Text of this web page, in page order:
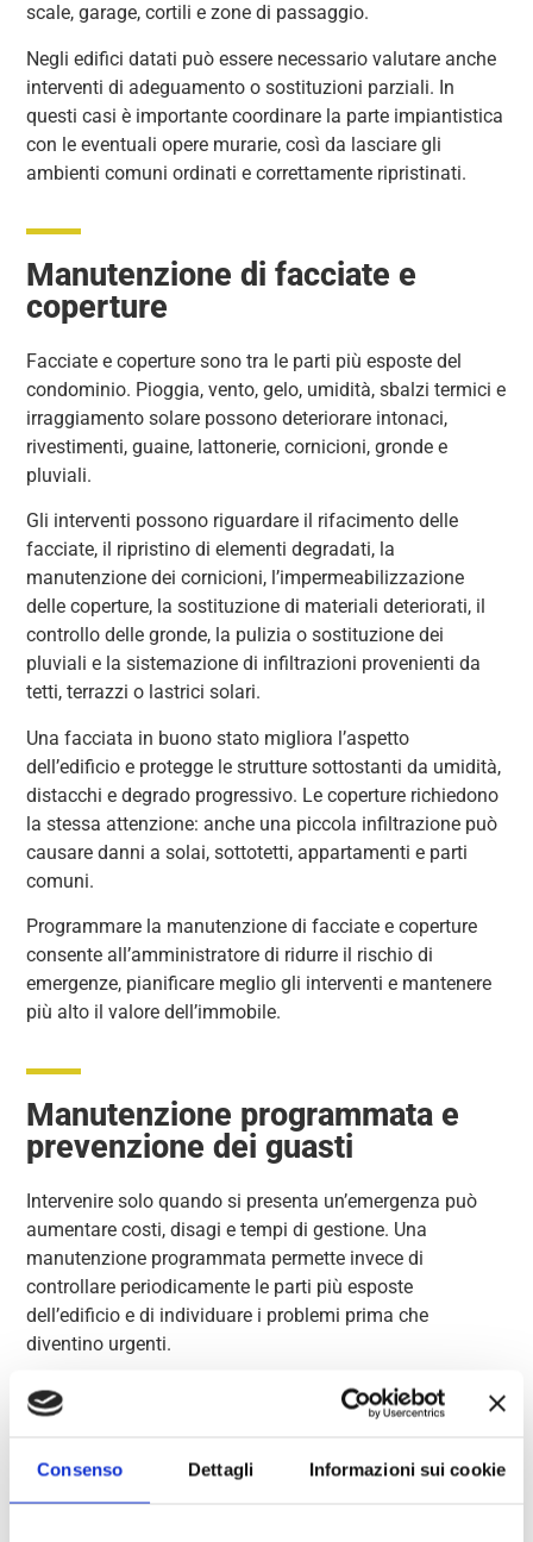
Consenso Dettagli Informazioni sui cookie
scale, garage, cortili e zone di passaggio.
Negli edifici datati può essere necessario valutare anche
interventi di adeguamento o sostituzioni parziali. In
questi casi è importante coordinare la parte impiantistica
con le eventuali opere murarie, così da lasciare gli
ambienti comuni ordinati e correttamente ripristinati.
Manutenzione di facciate e
coperture
Facciate e coperture sono tra le parti più esposte del
condominio. Pioggia, vento, gelo, umidità, sbalzi termici e
irraggiamento solare possono deteriorare intonaci,
rivestimenti, guaine, lattonerie, cornicioni, gronde e
pluviali.
Gli interventi possono riguardare il rifacimento delle
facciate, il ripristino di elementi degradati, la
manutenzione dei cornicioni, l’impermeabilizzazione
delle coperture, la sostituzione di materiali deteriorati, il
controllo delle gronde, la pulizia o sostituzione dei
pluviali e la sistemazione di infiltrazioni provenienti da
tetti, terrazzi o lastrici solari.
Una facciata in buono stato migliora l’aspetto
dell’edificio e protegge le strutture sottostanti da umidità,
distacchi e degrado progressivo. Le coperture richiedono
la stessa attenzione: anche una piccola infiltrazione può
causare danni a solai, sottotetti, appartamenti e parti
comuni.
Programmare la manutenzione di facciate e coperture
consente all’amministratore di ridurre il rischio di
emergenze, pianificare meglio gli interventi e mantenere
più alto il valore dell’immobile.
Manutenzione programmata e
prevenzione dei guasti
Intervenire solo quando si presenta un’emergenza può
aumentare costi, disagi e tempi di gestione. Una
manutenzione programmata permette invece di
controllare periodicamente le parti più esposte
dell’edificio e di individuare i problemi prima che
diventino urgenti.
I vantaggi riguardano la riduzione dei costi straordinari,
una maggiore durata delle strutture, una migliore
gestione più ordinata delle assemblee condominiali.